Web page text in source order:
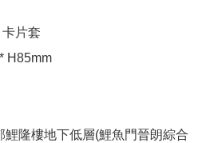
片套
H85mm
鯉隆樓地下低層(鯉魚門晉朗綜合